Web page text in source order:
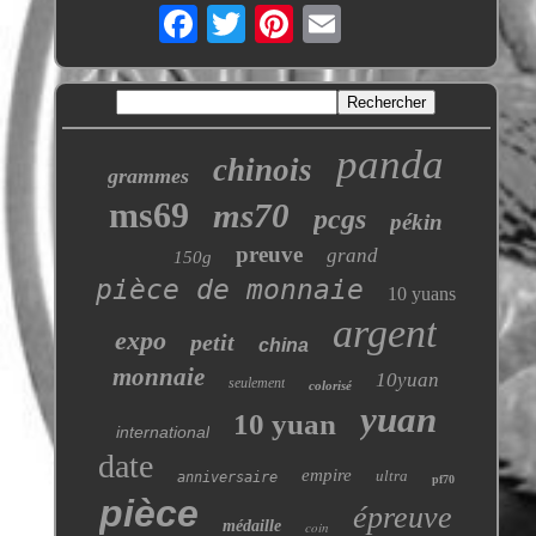
grammes chinois panda
ms69 ms70 pcgs pékin
150g preuve grand
pièce de monnaie 10 yuans
expo petit china argent
monnaie seulement colorisé 10yuan
international 10 yuan yuan
date anniversaire empire ultra pf70
pièce médaille coin épreuve